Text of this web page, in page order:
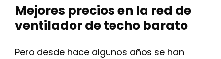
Mejores precios en la red de
ventilador de techo barato
Pero desde hace algunos años se han